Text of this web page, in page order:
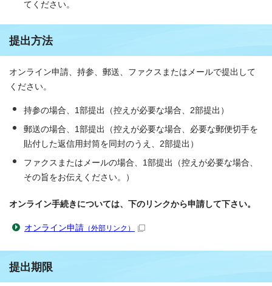
てください。
提出方法
オンライン申請、持参、郵送、ファクスまたはメールで提出して
ください。
持参の場合、1部提出（控えが必要な場合、2部提出）
郵送の場合、1部提出（控えが必要な場合、必要な郵便切手を
貼付した返信用封筒を同封のうえ、2部提出）
ファクスまたはメールの場合、1部提出（控えが必要な場合、
その旨をお伝えください。）
オンライン手続きについては、下のリンクから申請して下さい。
オンライン申請 （外部リンク）
提出期限